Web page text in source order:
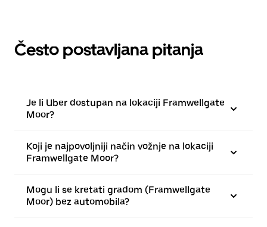
Često postavljana pitanja
Je li Uber dostupan na lokaciji Framwellgate
Moor?
Koji je najpovoljniji način vožnje na lokaciji
Framwellgate Moor?
Mogu li se kretati gradom (Framwellgate
Moor) bez automobila?